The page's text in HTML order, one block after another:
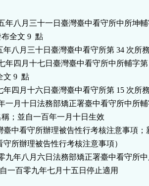
年八月三十一日臺灣臺中看守所中所坤輔
全文 9  點
年八月三十日臺灣臺中看守所第 34 次所
年四月十七日臺灣臺中看守所中所輔字第
9  點
年四月十六日臺灣臺中看守所第 15 次所
一月十日法務部矯正署臺中看守所中所輔
稱；並自一百年一月十日生效
臺中看守所辦理被告性行考核注意事項
守所辦理被告性行考核注意事項）
九年八月六日法務部矯正署臺中看守所
自一百零九年七月十五日停止適用